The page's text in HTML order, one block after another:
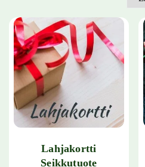
Lahjakortti
Seikkutuote